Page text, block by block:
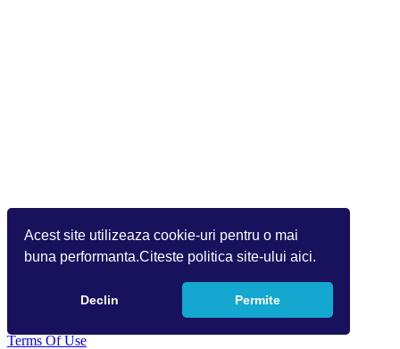
Acest site utilizeaza cookie-uri pentru o mai
buna performanta.Citeste politica site-ului aici.
Declin Permite
Terms Of Use